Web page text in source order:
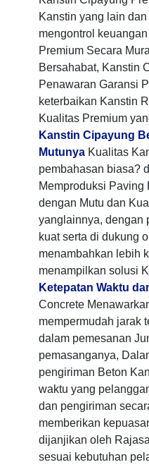
Kanstin yang lain
mengontrol
Premium Secara
Bersahabat, Kanstin
Penawaran Garansi
keterbaikan Kanstin
Kualitas Premium
Kanstin Cipayung
Mutunya Kualitas
pembahasan biasa?
Memproduksi
dengan Mutu dan
yanglainnya, dengan
kuat serta di dukung
menambahkan lebih
menampilkan solusi
Ketepatan Waktu
Concrete
mempermudah jarak
dalam pemesanan
pemasanganya,
pengiriman Beton
waktu yang
dan pengiriman
memberikan
dijanjikan oleh
sesuai kebutuhan